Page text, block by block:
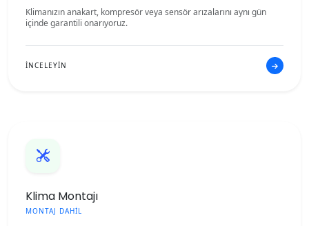
Klimanızın anakart, kompresör veya sensör arızalarını aynı gün
içinde garantili onarıyoruz.
İNCELEYİN
Klima Montajı
MONTAJ DAHİL